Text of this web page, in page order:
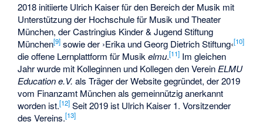
2018 initiierte Ulrich Kaiser für den Bereich der Musik mit
Unterstützung der Hochschule für Musik und Theater
München, der Castringius Kinder & Jugend Stiftung
München[9] sowie der ›Erika und Georg Dietrich Stiftung‹[10]
die offene Lernplattform für Musikelmu.[11] Im gleichen
Jahr wurde mit Kolleginnen und Kollegen den Verein ELMU
Education e.V. als Träger der Website gegründet, der 2019
vom Finanzamt München als gemeinnützig anerkannt
worden ist.[12] Seit 2019 ist Ulrich Kaiser 1. Vorsitzender
des Vereins.[13]